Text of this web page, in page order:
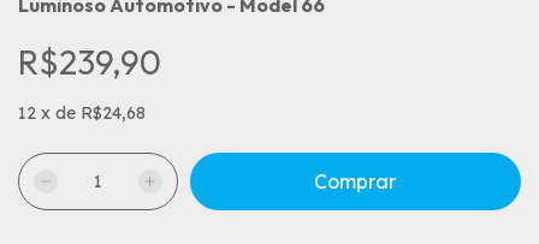
Luminoso Automotivo - Model 66
R$239,90
12 x de R$24,68